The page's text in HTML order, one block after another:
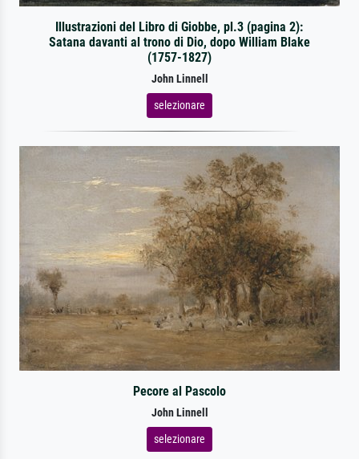
Illustrazioni del Libro di Giobbe, pl.3 (pagina 2):
Satana davanti al trono di Dio, dopo William Blake
(1757-1827)
John Linnell
selezionare
Pecore al Pascolo
John Linnell
selezionare